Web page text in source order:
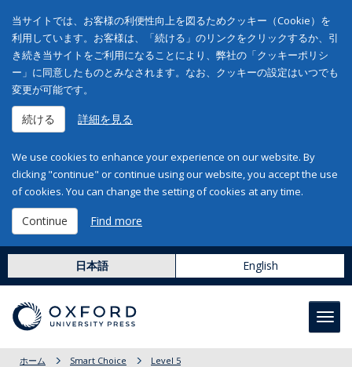
当サイトでは、お客様の利便性向上を図るためクッキー（Cookie）を
利用しています。お客様は、「続ける」のリンクをクリックするか、引
き続き当サイトをご利用になることにより、弊社の「クッキーポリシ
ー」に同意したものとみなされます。なお、クッキーの設定はいつでも
変更が可能です。
続ける 詳細を見る
We use cookies to enhance your experience on our website. By
clicking "continue" or continue using our website, you accept the use
of cookies. You can change the setting of cookies at any time.
Continue Find more
日本語 English
ホーム Smart Choice
Level 5